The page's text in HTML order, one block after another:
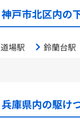
神戸市北区内の
道場駅 鈴蘭台駅
兵庫県内の駆け